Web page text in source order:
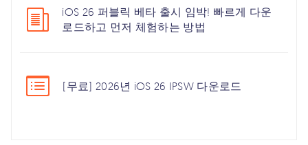
iOS 26 퍼블릭 베타 출시 임박! 빠르게 다운
로드하고 먼저 체험하는 방법
[무료] 2026년 iOS 26 IPSW 다운로드